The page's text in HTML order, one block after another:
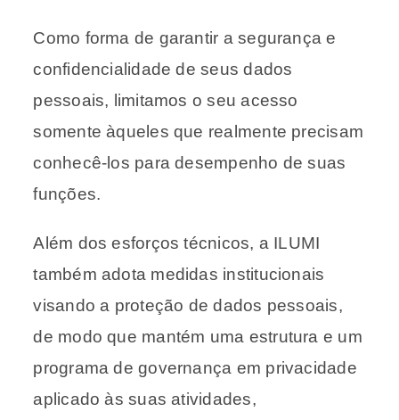
Como forma de garantir a segurança e
confidencialidade de seus dados
pessoais, limitamos o seu acesso
somente àqueles que realmente precisam
conhecê-los para desempenho de suas
funções.
Além dos esforços técnicos, a ILUMI
também adota medidas institucionais
visando a proteção de dados pessoais,
de modo que mantém uma estrutura e um
programa de governança em privacidade
aplicado às suas atividades,